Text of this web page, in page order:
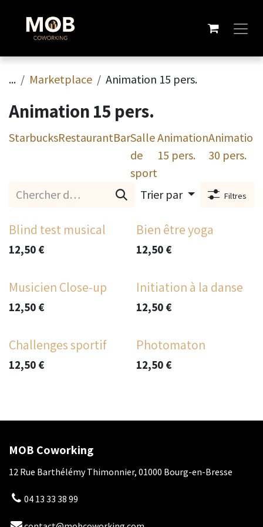
... Marketplace Animation 15 pers.
Animation 15 pers.
StarbucksRestaurantBarSalle
de
sport
Animation
15 pers.
Animation
30 pers.
Trier par Filtres
Blind test musical
12,50 €
Bien être yoga
12,50€
Musicien Close-up
12,50 €
Initiation à la danse
12,50€
Challenges sportif
12,50 €
Photomaton
12,50€
MOB Coworking
12 Rue Barthélémy Thimonnier, 01000 Bourg-en-Bresse
04 13 33 38 99